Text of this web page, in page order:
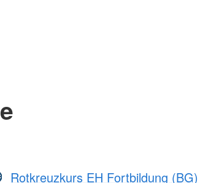
Rotkreuzkurs EH Fortbildung (BG)